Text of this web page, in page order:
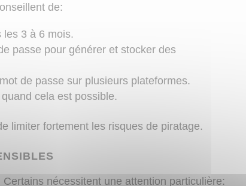
de:
les 3 à 6 mois.
passe pour générer et stocker des
de passe sur plusieurs plateformes.
cela est possible.
limiter fortement les risques de piratage.
nécessitent une attention particulière: